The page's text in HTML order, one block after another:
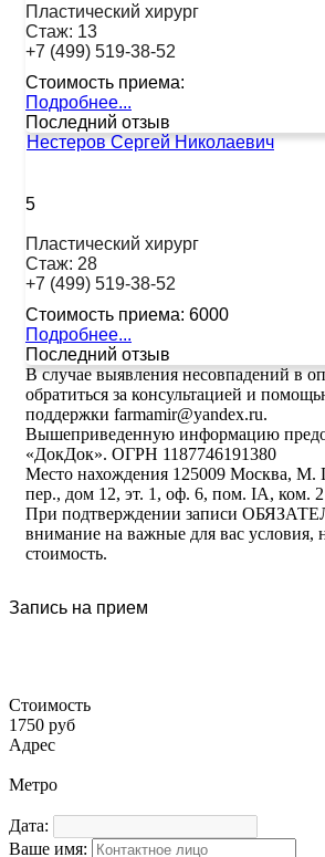
Пластический хирург
Стаж: 13
+7 (499) 519-38-52
Стоимость приема:
Подробнее...
Последний отзыв
Нестеров Сергей Николаевич
5
Пластический хирург
Стаж: 28
+7 (499) 519-38-52
Стоимость приема: 6000
Подробнее...
Последний отзыв
В случае выявления несовпадений в
обратиться за консультацией и
поддержки farmamir@yandex.ru.
Вышеприведенную информацию
«ДокДок». ОГРН 1187746191380
Место нахождения 125009 Москва, М.
пер., дом 12, эт. 1, оф. 6, пом. IA, ком. 2
При подтверждении записи
внимание на важные для вас условия,
стоимость.
Запись на прием
Стоимость
1750 руб
Адрес
Метро
Дата:
Ваше имя: